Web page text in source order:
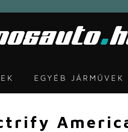
EGYÉB JÁRMŰVEK